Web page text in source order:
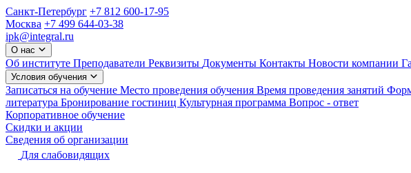
Санкт-Петербург +7 812 600-17-95
Москва +7 499 644-03-38
ipk@integral.ru
О нас
Об институте Преподаватели Реквизиты Документы Контакты Новости компании
Условия обучения
Записаться на обучение Место проведения обучения Время проведения занятий
литература Бронирование гостиниц Культурная программа Вопрос - ответ
Корпоративное обучение
Скидки и акции
Сведения об организации
Для слабовидящих